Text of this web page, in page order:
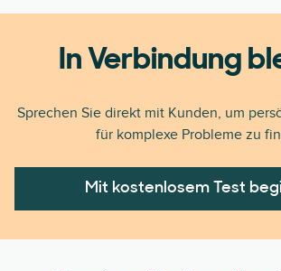
In Verbindung
Sprechen Sie direkt mit Kunden, um
für komplexe Probleme zu
Mit kostenlosem Test